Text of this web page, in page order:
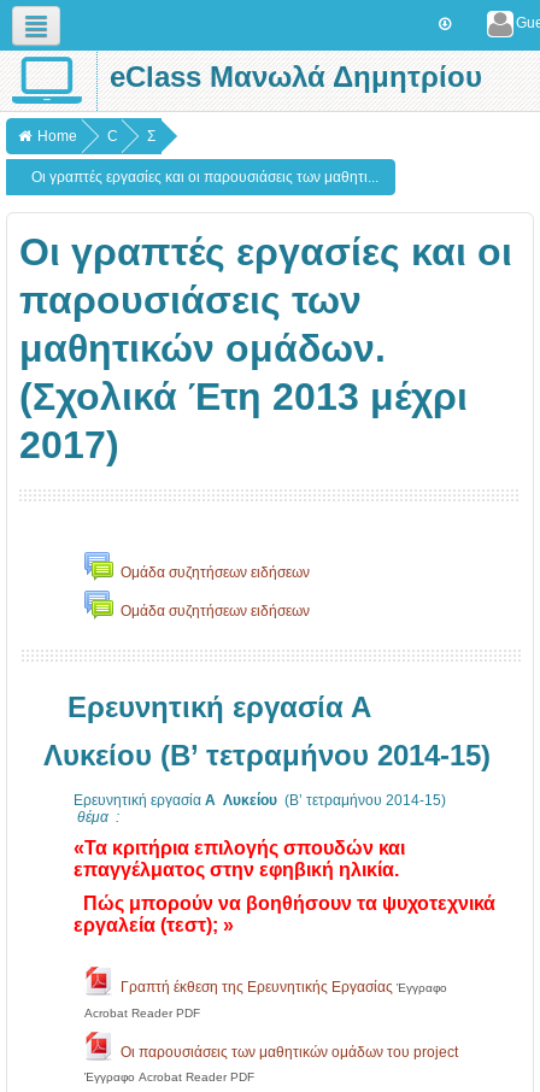
English (en) eClass Μανωλά Δημητρίου
Home
C
o
e
s
Σ
χ
κ
ά
τ
3
-
Οι γραπτές εργασίες και οι παρουσιάσεις των μαθητι...
Οι γραπτές εργασίες και οι
παρουσιάσεις των
μαθητικών ομάδων.
(Σχολικά Έτη 2013 μέχρι
2017)
Ομάδα συζητήσεων ειδήσεων
Ομάδα συζητήσεων ειδήσεων
Ερευνητική εργασία Α
Λυκείου (Β’ τετραμήνου 2014-15)
Ερευνητική εργασία Α Λυκείου (Β’ τετραμήνου 2014-15)
θέμα :
«Τα κριτήρια επιλογής σπουδών και
επαγγέλματος στην εφηβική ηλικία.
Πώς μπορούν να βοηθήσουν τα ψυχοτεχνικά
εργαλεία (τεστ); »
Γραπτή έκθεση της Ερευνητικής Εργασίας Έγγραφο
Acrobat Reader PDF
Οι παρουσιάσεις των μαθητικών ομάδων του project
Έγγραφο Acrobat Reader PDF